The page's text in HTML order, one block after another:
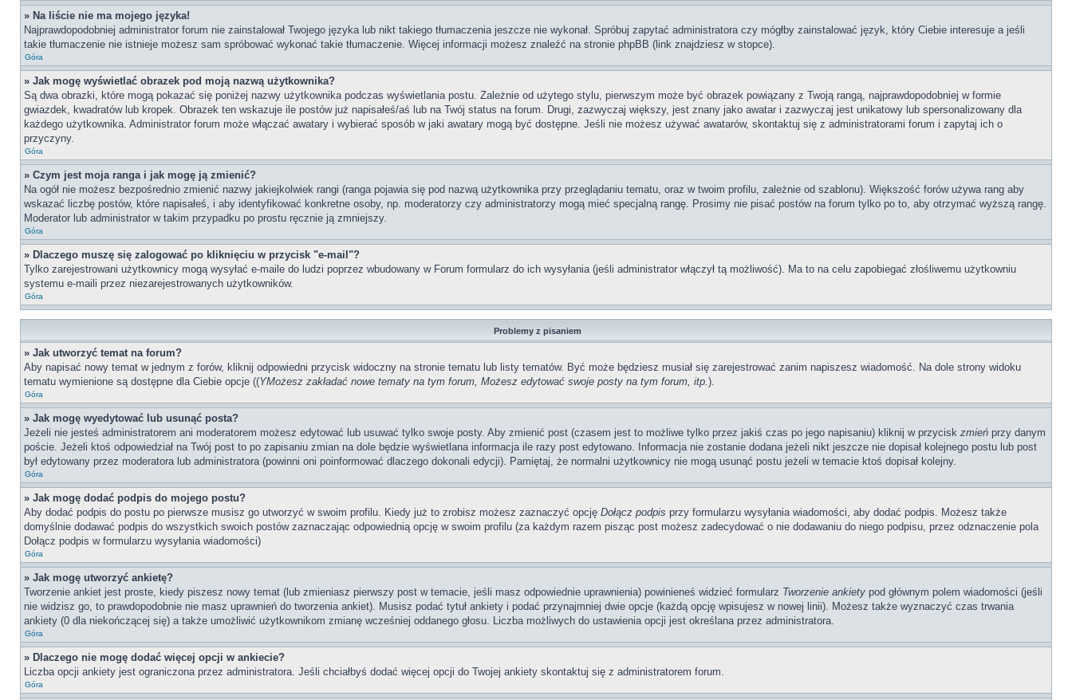
» Na liście nie ma mojego języka!
Najprawdopodobniej administrator forum nie zainstalował Twojego języka lub nikt takiego tłumaczenia jeszcze nie wykonał. Spróbuj zapytać administratora czy mógłby zainstalować język, który Ciebie interesuje a jeśli
takie tłumaczenie nie istnieje możesz sam spróbować wykonać takie tłumaczenie. Więcej informacji możesz znaleźć na stronie phpBB (link znajdziesz w stopce).
Góra
» Jak mogę wyświetlać obrazek pod moją nazwą użytkownika?
Są dwa obrazki, które mogą pokazać się poniżej nazwy użytkownika podczas wyświetlania postu. Zależnie od użytego stylu, pierwszym może być obrazek powiązany z Twoją rangą, najprawdopodobniej w formie
gwiazdek, kwadratów lub kropek. Obrazek ten wskazuje ile postów już napisałeś/aś lub na Twój status na forum. Drugi, zazwyczaj większy, jest znany jako awatar i zazwyczaj jest unikatowy lub spersonalizowany dla
każdego użytkownika. Administrator forum może włączać awatary i wybierać sposób w jaki awatary mogą być dostępne. Jeśli nie możesz używać awatarów, skontaktuj się z administratorami forum i zapytaj ich o
przyczyny.
Góra
» Czym jest moja ranga i jak mogę ją zmienić?
Na ogół nie możesz bezpośrednio zmienić nazwy jakiejkolwiek rangi (ranga pojawia się pod nazwą użytkownika przy przeglądaniu tematu, oraz w twoim profilu, zależnie od szablonu). Większość forów używa rang aby
wskazać liczbę postów, które napisałeś, i aby identyfikować konkretne osoby, np. moderatorzy czy administratorzy mogą mieć specjalną rangę. Prosimy nie pisać postów na forum tylko po to, aby otrzymać wyższą rangę.
Moderator lub administrator w takim przypadku po prostu ręcznie ją zmniejszy.
Góra
» Dlaczego muszę się zalogować po kliknięciu w przycisk "e-mail"?
Tylko zarejestrowani użytkownicy mogą wysyłać e-maile do ludzi poprzez wbudowany w Forum formularz do ich wysyłania (jeśli administrator włączył tą możliwość). Ma to na celu zapobiegać złośliwemu użytkowniu
systemu e-maili przez niezarejestrowanych użytkowników.
Góra
Problemy z pisaniem
» Jak utworzyć temat na forum?
Aby napisać nowy temat w jednym z forów, kliknij odpowiedni przycisk widoczny na stronie tematu lub listy tematów. Być może będziesz musiał się zarejestrować zanim napiszesz wiadomość. Na dole strony widoku
tematu wymienione są dostępne dla Ciebie opcje ((YMożesz zakładać nowe tematy na tym forum, Możesz edytować swoje posty na tym forum, itp.).
Góra
» Jak mogę wyedytować lub usunąć posta?
Jeżeli nie jesteś administratorem ani moderatorem możesz edytować lub usuwać tylko swoje posty. Aby zmienić post (czasem jest to możliwe tylko przez jakiś czas po jego napisaniu) kliknij w przycisk zmień przy danym
poście. Jeżeli ktoś odpowiedział na Twój post to po zapisaniu zmian na dole będzie wyświetlana informacja ile razy post edytowano. Informacja nie zostanie dodana jeżeli nikt jeszcze nie dopisał kolejnego postu lub post
był edytowany przez moderatora lub administratora (powinni oni poinformować dlaczego dokonali edycji). Pamiętaj, że normalni użytkownicy nie mogą usunąć postu jeżeli w temacie ktoś dopisał kolejny.
Góra
» Jak mogę dodać podpis do mojego postu?
Aby dodać podpis do postu po pierwsze musisz go utworzyć w swoim profilu. Kiedy już to zrobisz możesz zaznaczyć opcję Dołącz podpis przy formularzu wysyłania wiadomości, aby dodać podpis. Możesz także
domyślnie dodawać podpis do wszystkich swoich postów zaznaczając odpowiednią opcję w swoim profilu (za każdym razem pisząc post możesz zadecydować o nie dodawaniu do niego podpisu, przez odznaczenie pola
Dołącz podpis w formularzu wysyłania wiadomości)
Góra
» Jak mogę utworzyć ankietę?
Tworzenie ankiet jest proste, kiedy piszesz nowy temat (lub zmieniasz pierwszy post w temacie, jeśli masz odpowiednie uprawnienia) powinieneś widzieć formularz Tworzenie ankiety pod głównym polem wiadomości (jeśli
nie widzisz go, to prawdopodobnie nie masz uprawnień do tworzenia ankiet). Musisz podać tytuł ankiety i podać przynajmniej dwie opcje (każdą opcję wpisujesz w nowej linii). Możesz także wyznaczyć czas trwania
ankiety (0 dla niekończącej się) a także umożliwić użytkownikom zmianę wcześniej oddanego głosu. Liczba możliwych do ustawienia opcji jest określana przez administratora.
Góra
» Dlaczego nie mogę dodać więcej opcji w ankiecie?
Liczba opcji ankiety jest ograniczona przez administratora. Jeśli chciałbyś dodać więcej opcji do Twojej ankiety skontaktuj się z administratorem forum.
Góra